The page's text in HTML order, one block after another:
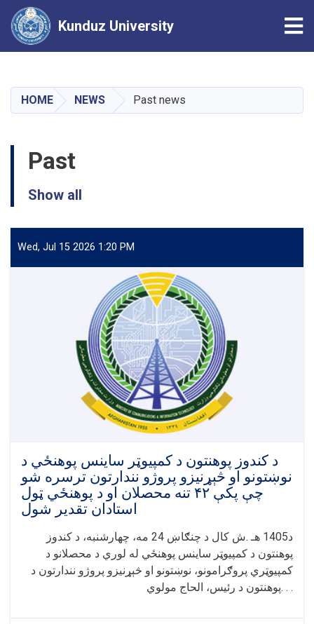
main
content
Kunduz University
HOME NEWS Past news
Past
Show all
Wed, Jul 15 2026 1:20 PM
د کندوز پوهنتون د کمپیوټر ساینس پوهنځي د
نوښتونو او څېړنیزو پروژو نندارتون ترسره شو
چې پکې ۴۲ تنه محصلان او د پوهنځي ټول
استادان تقدیر شول
د1405 هـ .ش کال د چنګاښ 24 مه، چهارشنبه، د کندوز
پوهنتون د کمپیوټر ساینس پوهنځي له لوري د محصلانو د
کمپیوټري پروګرامونو، نوښتونو او څېړنیزو پروژو نندارتون د
پوهنتون د رئیس، الحاج مولوي. . .